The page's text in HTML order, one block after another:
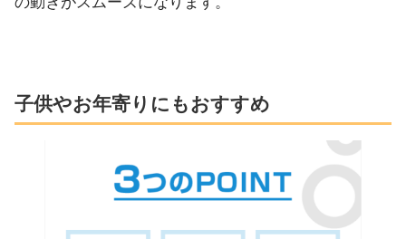
子供やお年寄りにもおすすめ